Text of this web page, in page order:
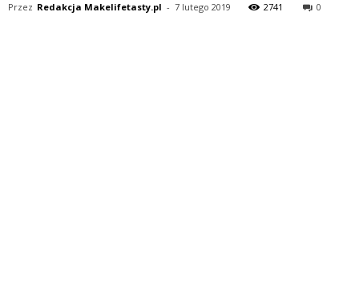
Przez Redakcja Makelifetasty.pl - 7 lutego 2019 2741 0